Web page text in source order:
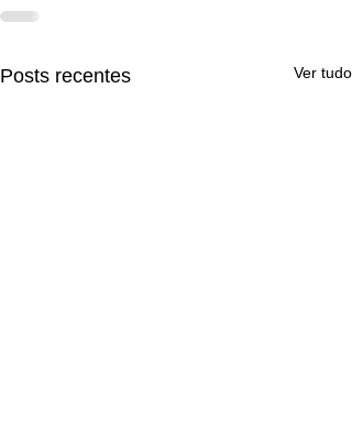
Posts recentes Ver tudo